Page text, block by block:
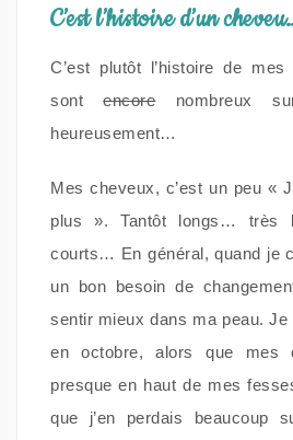
C’est l’histoire d’un
C’est plutôt l’histoire de
sontencorenombreux
heureusement…
Mes cheveux, c’est un peu «
plus ». Tantôt longs… très
courts… En général, quand je
un bon besoin de
sentir mieux dans ma peau. Je
en octobre, alors que mes
presque en haut de mes
que j’en perdais beaucoup